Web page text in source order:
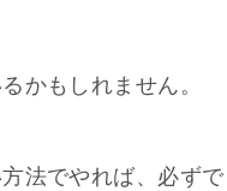
かもしれません。
法でやれば、必ず